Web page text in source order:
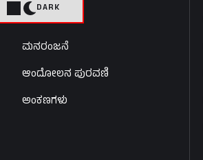
DARK
Home
ಮನರಂಜನೆ
ಆಂದೋಲನ ಪುರವಣಿ
ಅಂಕಣಗಳು